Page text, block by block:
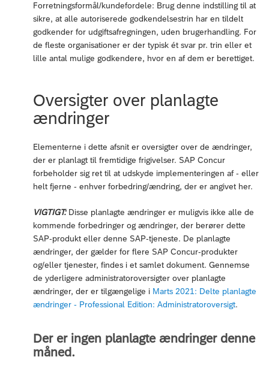
Forretningsformål/kundefordele: Brug denne indstilling til at
sikre, at alle autoriserede godkendelsestrin har en tildelt
godkender for udgiftsafregningen, uden brugerhandling. For
de fleste organisationer er der typisk ét svar pr. trin eller et
lille antal mulige godkendere, hvor en af dem er berettiget.
Oversigter over planlagte
ændringer
Elementerne i dette afsnit er oversigter over de ændringer,
der er planlagt til fremtidige frigivelser. SAP Concur
forbeholder sig ret til at udskyde implementeringen af - eller
helt fjerne - enhver forbedring/ændring, der er angivet her.
VIGTIGT:Disse planlagte ændringer er muligvis ikke alle de
kommende forbedringer og ændringer, der berører dette
SAP-produkt eller denne SAP-tjeneste. De planlagte
ændringer, der gælder for flere SAP Concur-produkter
og/eller tjenester, findes i et samlet dokument. Gennemse
de yderligere administratoroversigter over planlagte
ændringer, der er tilgængelige i Marts 2021: Delte planlagte
ændringer - Professional Edition: Administratoroversigt.
Der er ingen planlagte ændringer denne
måned.